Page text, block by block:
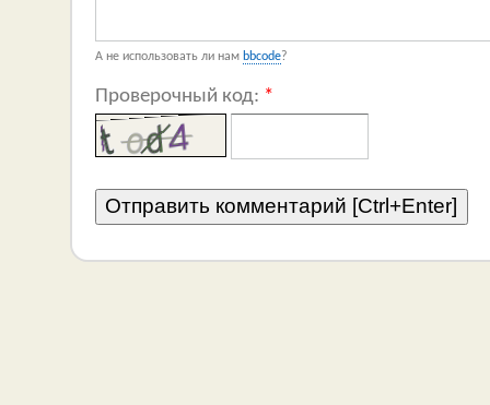
А не использовать ли нам bbcode?
Проверочный код: *